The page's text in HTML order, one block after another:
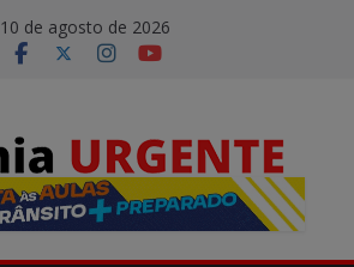
10 de agosto de 2026
modal-check